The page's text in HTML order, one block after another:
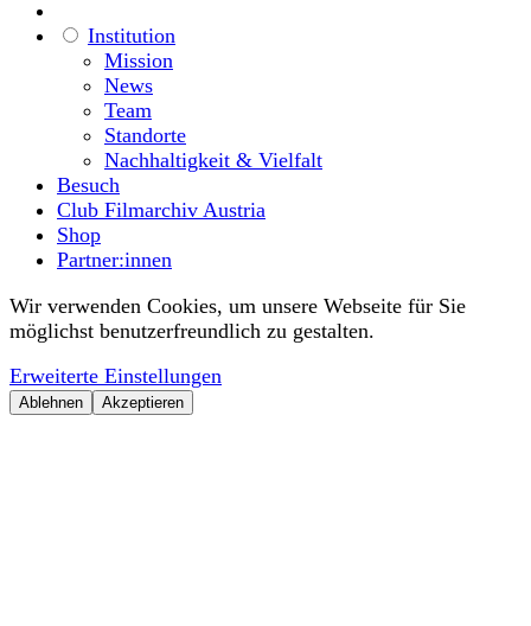
Institution
Mission
News
Team
Standorte
Nachhaltigkeit & Vielfalt
Besuch
Club Filmarchiv Austria
Shop
Partner:innen
Wir verwenden Cookies, um unsere Webseite für Sie
möglichst benutzerfreundlich zu gestalten.
Erweiterte Einstellungen
Ablehnen Akzeptieren